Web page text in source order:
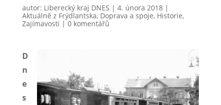
autor: Liberecký kraj DNES | 4. února 2018|
Aktuálně z Frýdlantska, Doprava a spoje, Historie,
Zajímavosti | 0 komentářů
D
n
e
s